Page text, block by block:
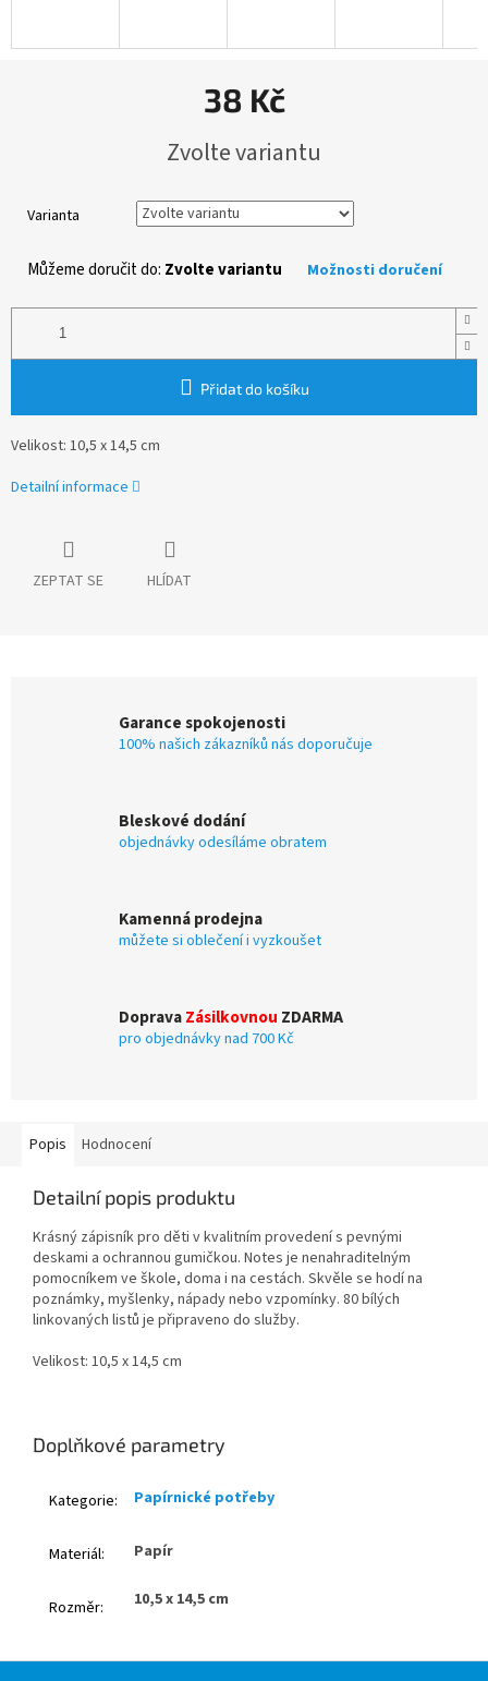
38 Kč
cena:
Zvolte variantu
Varianta
Můžeme doručit do: Zvolte variantu Možnosti doručení
Přidat do košíku
Velikost: 10,5 x 14,5 cm
Detailní informace
ZEPTAT SE HLÍDAT
Garance spokojenosti
100% našich zákazníků nás doporučuje
Bleskové dodání
objednávky odesíláme obratem
Kamenná prodejna
můžete si oblečení i vyzkoušet
DopravaZásilkovnou ZDARMA
pro objednávky nad 700 Kč
Popis Hodnocení
Detailní popis produktu
Krásný zápisník pro děti v kvalitním provedení s pevnými
deskami a ochrannou gumičkou. Notes je nenahraditelným
pomocníkem ve škole, doma i na cestách. Skvěle se hodí na
poznámky, myšlenky, nápady nebo vzpomínky. 80 bílých
linkovaných listů je připraveno do služby.
Velikost: 10,5 x 14,5 cm
Doplňkové parametry
Kategorie: Papírnické potřeby
Materiál: Papír
Rozměr: 10,5 x 14,5 cm